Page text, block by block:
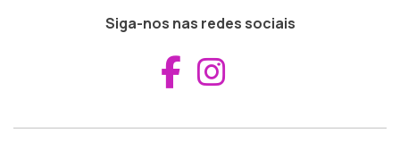
Siga-nos nas redes sociais
Aceder ao